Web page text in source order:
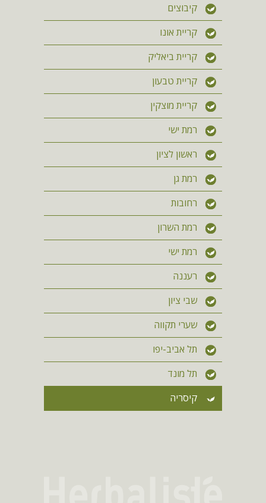
קיבוצים
קריית אונו
קריית ביאליק
קריית טבעון
קריית מוצקין
רמת ישי
ראשון לציון
רמת גן
רחובות
רמת השרון
רמת ישי
רעננה
שבי ציון
שערי תקווה
תל אביב-יפו
תל מונד
קיסריה